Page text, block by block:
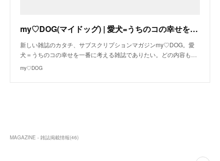
my♡DOG(マイドッグ) | 愛犬=うちのコの幸せを一番に考える雑誌 | PECO
新しい雑誌のカタチ、サブスクリプションマガジンmy♡DOG。愛
犬＝うちのコの幸せを一番に考える雑誌でありたい。どの内容も…
my♡DOG
MAGAZINE - 雑誌掲載情報(46)